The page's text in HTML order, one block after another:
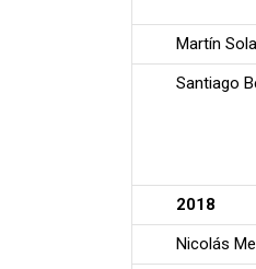
Martín
Santiago
2018
Nicolás